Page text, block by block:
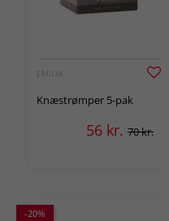
EMILIA
Knæstrømper 5-pak
56 kr. 70 kr.
-20%